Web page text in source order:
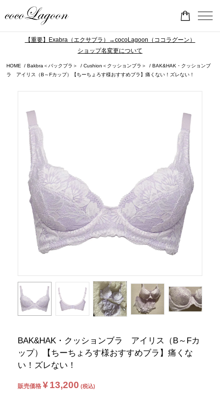
【重要】Exabra（エクサブラ）→cocoLagoon（ココラグーン）
ショップ名変更について
HOME Bakbra＜バックブラ＞ Cushion＜クッションブラ＞
BAK&HAK・クッションブ
ラ アイリス（B～Fカップ）【ちーちょろす様おすすめブラ】痛くない！ズレない！
BAK&HAK・クッションブラ アイリス（B～Fカ
ップ）【ちーちょろす様おすすめブラ】痛くな
い！ズレない！
販売価格 ¥13,200 税込